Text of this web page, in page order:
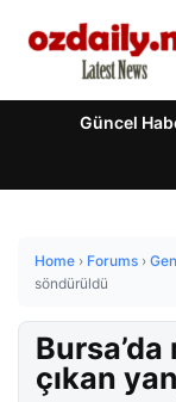
Güncel
Home › Forums ›
söndürüldü
çıkan